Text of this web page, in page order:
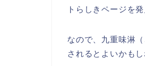
トらしきページを
なので、九重味淋
されるとよいかもし